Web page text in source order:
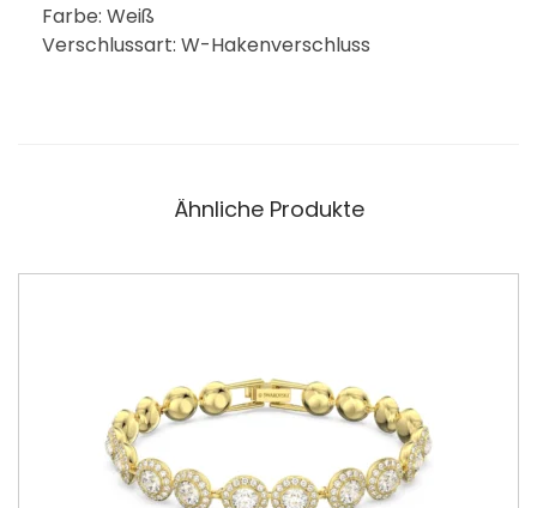
Farbe: Weiß
Verschlussart: W-Hakenverschluss
Ähnliche Produkte